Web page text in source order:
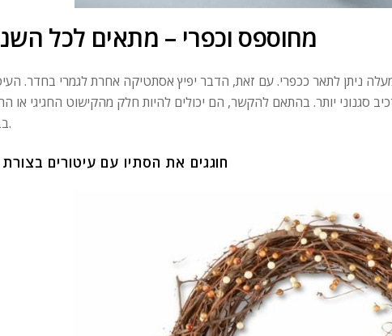
מחוספס וכפרי – מתאים לכל
ניתן לתאר ככפרי. עם זאת, הדבר יפיץ אסתטיקה אחרת לגמרי בחדר.
סגנוני יותר. בהתאם להקשר, הם יכולים להיות חלק מהקישוט החגיגי או
בבית.
חוגגים את הסתיו עם עיטורים